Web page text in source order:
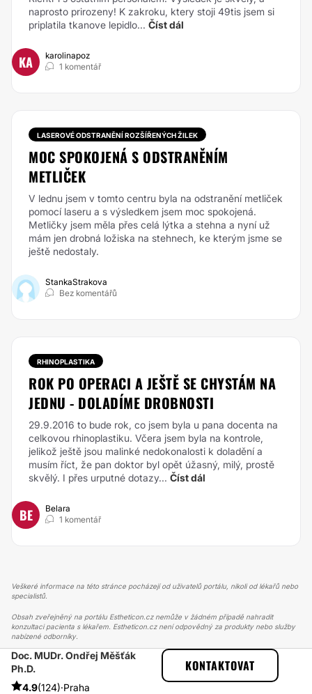
naprosto prirozeny! K zakroku, ktery stoji 49tis jsem si
priplatila tkanove lepidlo... Číst dál
KA
karolinapoz
1 komentář
LASEROVÉ ODSTRANĚNÍ ROZŠÍŘENÝCH ŽILEK
MOC SPOKOJENÁ S ODSTRANĚNÍM
METLIČEK
V lednu jsem v tomto centru byla na odstranění metliček
pomocí laseru a s výsledkem jsem moc spokojená.
Metličky jsem měla přes celá lýtka a stehna a nyní už
mám jen drobná ložiska na stehnech, ke kterým jsme se
ještě nedostaly.
StankaStrakova
Bez komentářů
RHINOPLASTIKA
ROK PO OPERACI A JEŠTĚ SE CHYSTÁM NA
JEDNU - DOLADÍME DROBNOSTI
29.9.2016 to bude rok, co jsem byla u pana docenta na
celkovou rhinoplastiku. Včera jsem byla na kontrole,
jelikož ještě jsou malinké nedokonalosti k doladění a
musím říct, že pan doktor byl opět úžasný, milý, prostě
skvělý. I přes urputné dotazy... Číst dál
BE
Belara
1 komentář
Veškeré informace na této stránce pocházejí od uživatelů portálu, nikoli od lékařů nebo
specialistů.
Obsah zveřejněný na portálu Estheticon.cz nemůže v žádném případě nahradit
konzultaci pacienta s lékařem. Estheticon.cz není odpovědný za produkty nebo služby
nabízené odborníky.
Doc. MUDr. Ondřej Měšťák
Ph.D.
4.9(124)·Praha
KONTAKTOVAT
ESTHETICON
PŘÍBĚHY
PŘÍBĚHY TÝKAJÍCÍ SE ZÁKROKU ABDOMINOPLASTIKA
RECENZE ČTYŘI TÝDNY PO ABDOMINOPLASTICE